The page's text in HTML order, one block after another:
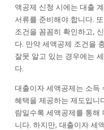
액공제 신청 시에는 대출
서류를 준비해야 합니다.
조건을 꼼꼼히 확인하고,
다. 만약 세액공제 조건을
잘못 알고 있는 경우에는
다.
대출이자 세액공제는 소득
혜택을 제공하는 제도입니
람일수록 세액공제를 통해
니다. 하지만, 대출이자 세